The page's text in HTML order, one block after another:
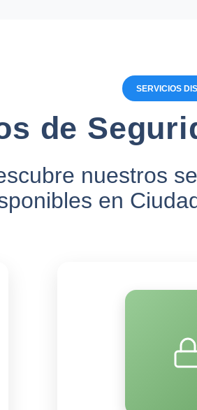
SERVICIOS
de
nuestros
en